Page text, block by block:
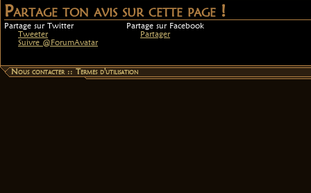
Partage ton avis sur cette page !
Partage sur Twitter
Partage sur Facebook
Tweeter
Suivre @ForumAvatar
Partager
Nous contacter::Termes d'utilisation